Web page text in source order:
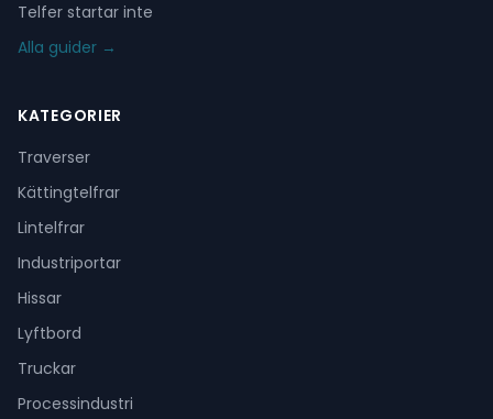
Telfer startar inte
Alla guider →
KATEGORIER
Traverser
Kättingtelfrar
Lintelfrar
Industriportar
Hissar
Lyftbord
Truckar
Processindustri